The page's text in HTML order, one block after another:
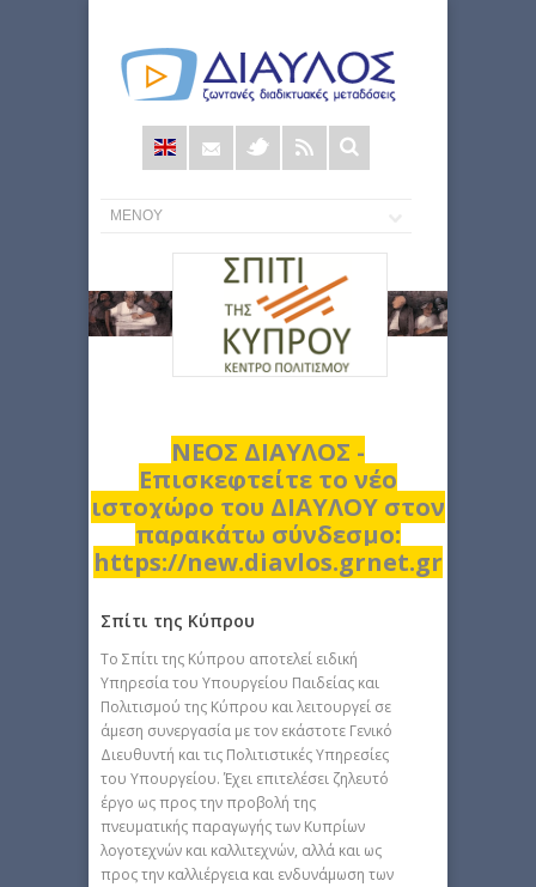
Φόρμα
αναζήτησης
ΝΕΟΣ ΔΙΑΥΛΟΣ -
Επισκεφτείτε το νέο
ιστοχώρο του ΔΙΑΥΛΟΥ στον
παρακάτω σύνδεσμο:
https://new.diavlos.grnet.gr
Σπίτι της Κύπρου
Το Σπίτι της Κύπρου αποτελεί ειδική
Υπηρεσία του Υπουργείου Παιδείας και
Πολιτισμού της Κύπρου και λειτουργεί σε
άμεση συνεργασία με τον εκάστοτε Γενικό
Διευθυντή και τις Πολιτιστικές Υπηρεσίες
του Υπουργείου. Έχει επιτελέσει ζηλευτό
έργο ως προς την προβολή της
πνευματικής παραγωγής των Κυπρίων
λογοτεχνών και καλλιτεχνών, αλλά και ως
προς την καλλιέργεια και ενδυνάμωση των